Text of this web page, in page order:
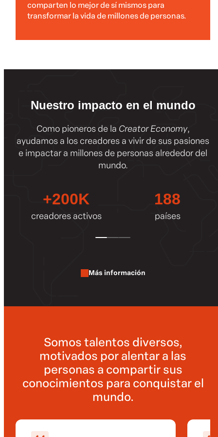
comparten lo mejor de sí mismos para
transformar la vida de millones de personas.
Nuestro impacto en el mundo
Como pioneros de la Creator Economy,
ayudamos a los creadores a vivir de sus pasiones
e impactar a millones de personas alrededor del
mundo.
+200K
creadores activos
188
países
Más información
Somos talentos diversos,
motivados por alentar a las
personas a compartir sus
conocimientos para conquistar el
mundo.